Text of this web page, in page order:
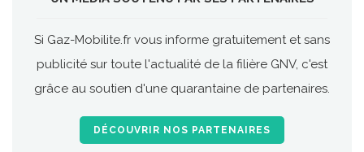
Si Gaz-Mobilite.fr vous informe gratuitement et sans
publicité sur toute l'actualité de la filière GNV, c'est
grâce au soutien d'une quarantaine de partenaires.
DÉCOUVRIR NOS PARTENAIRES